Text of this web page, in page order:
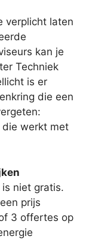
verplicht laten
kan je
Techniek
is er
die een
die werkt met
niet gratis.
prijs
3 offertes op